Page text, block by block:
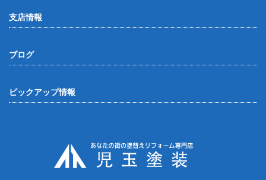
支店情報
ブログ
ピックアップ情報